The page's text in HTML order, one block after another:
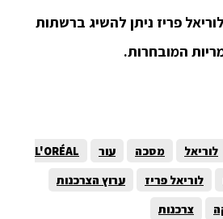
פריז ניתן להשיג ברשתות
המובחרות.
לוריאל מסכה עור
L'ORÉAL
לוריאל פריז
ערוץ הצרכנות
צרכנות